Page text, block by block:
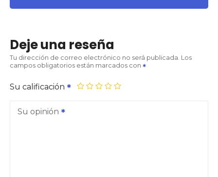
Deje una reseña
Tu dirección de correo electrónico no será publicada. Los
campos obligatorios están marcados con
Su calificación
Su opinión